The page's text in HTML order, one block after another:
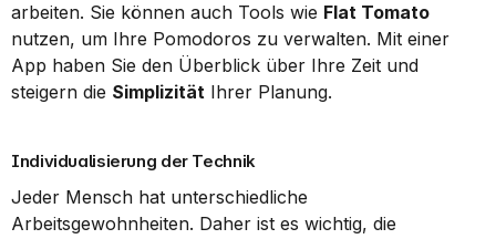
arbeiten. Sie können auch Tools wie Flat Tomato
nutzen, um Ihre Pomodoros zu verwalten. Mit einer
App haben Sie den Überblick über Ihre Zeit und
steigern die Simplizität Ihrer Planung.
Individualisierung der Technik
Jeder Mensch hat unterschiedliche
Arbeitsgewohnheiten. Daher ist es wichtig, die